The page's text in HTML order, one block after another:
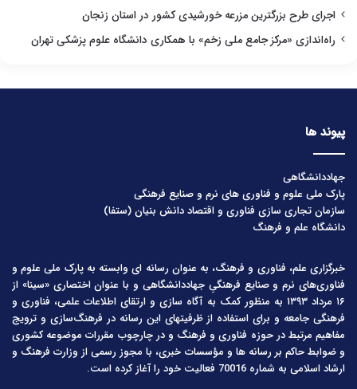
اجرای طرح بزرگترین مزرعه خورشیدی کشور در استان زنجان
راه‌اندازی «مرکز جامع ملی زخم» با همکاری دانشگاه علوم پزشکی تهران
پیوند ها
جهاددانشگاهی
پارک ملی علوم و فناوری های نرم و صنایع فرهنگی
سازمان تجاری سازی فناوری و اقتصاد دانش بنیان (ستفا)
دانشگاه علم و فرهنگ
خبرگزاری علم، فناوری و فرهنگ، به عنوان رسانه ای وابسته به پارک ملی علوم و
فناوری‌های نرم و صنایع فرهنگیِ جهاددانشگاهی و با عنوان اختصاری «سینا» از
۱۶ مرداد ۱۳۹۳ به منظور کمک به آگاه سازی و ارتقای اطلاعات علمی، فناوری و
فرهنگی جامعه و برای استفاده از ظرفیتهای این رسانه در فرهنگ‌سازی و ترویج
مفاهیم مرتبط در حوزه فناوری و فرهنگ و در چارچوب مقررات موضوعه کشوری
و ضوابط حاکم بر رسانه ها و مؤسسات خبری، با مجوز رسمی از وزارت فرهنگ و
ارشاد اسلامی به شماره 70016 فعالیت خود را آغاز کرده است.